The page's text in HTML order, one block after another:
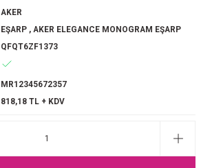
AKER
EŞARP , AKER ELEGANCE MONOGRAM EŞARP
QFQT6ZF1373
MR12345672357
818,18 TL + KDV